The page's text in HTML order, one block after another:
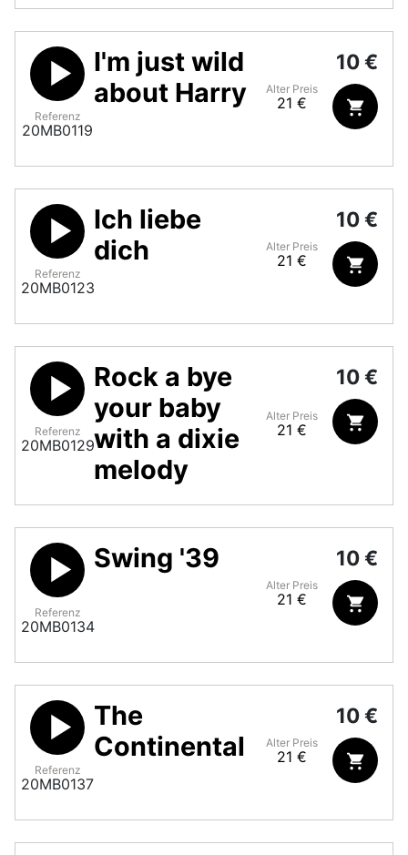
Referenz
20MB0119
I'm just wild
about Harry
Alter Preis
21 €
10 €
Referenz
20MB0123
Ich liebe
dich
Alter Preis
21 €
10 €
Referenz
20MB0129
Rock a bye
your baby
with a dixie
melody
Alter Preis
21 €
10 €
Referenz
20MB0134
Swing '39
Alter Preis
21 €
10 €
Referenz
20MB0137
The
Continental
Alter Preis
21 €
10 €